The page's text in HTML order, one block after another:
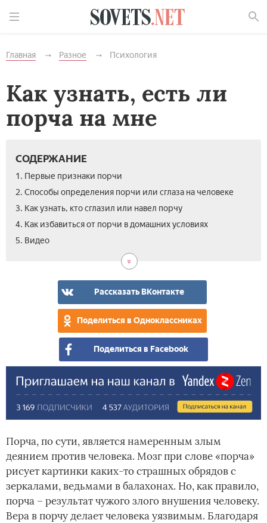
Главная Разное Психология
Как узнать, есть ли
порча на мне
СОДЕРЖАНИЕ
1. Первые признаки порчи
2. Способы определения порчи или сглаза на человеке
3. Как узнать, кто сглазил или навел порчу
4. Как избавиться от порчи в домашних условиях
5. Видео
Рассказать ВКонтакте
Поделиться в Одноклассниках
Поделиться в Facebook
Порча, по сути, является намеренным злым
деянием против человека. Мозг при слове «порча»
рисует картинки каких-то страшных обрядов с
зеркалами, ведьмами в балахонах. Но, как правило,
порча – результат чужого злого внушения человеку.
Вера в порчу делает человека уязвимым. Благодаря